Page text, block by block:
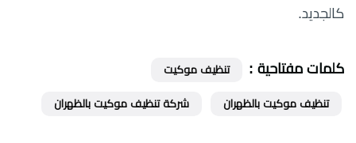
كالجديد.
كلمات مفتاحية : تنظيف موكيت
تنظيف موكيت بالظهران شركة تنظيف موكيت بالظهران